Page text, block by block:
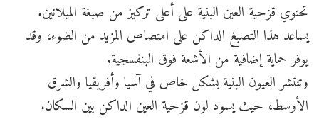
تحتوي قزحية العين البنية على أعلى تركيز من صبغة الميلانين.
يساعد هذا التصبغ الداكن على امتصاص المزيد من الضوء، وقد
يوفر حماية إضافية من الأشعة فوق البنفسجية.
وتنتشر العيون البنية بشكل خاص في آسيا وأفريقيا والشرق
الأوسط، حيث يسود لون قزحية العين الداكن بين السكان.